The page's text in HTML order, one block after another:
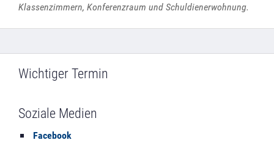
Klassenzimmern, Konferenzraum und Schuldienerwohnung.
Wichtiger Termin
Soziale Medien
Facebook